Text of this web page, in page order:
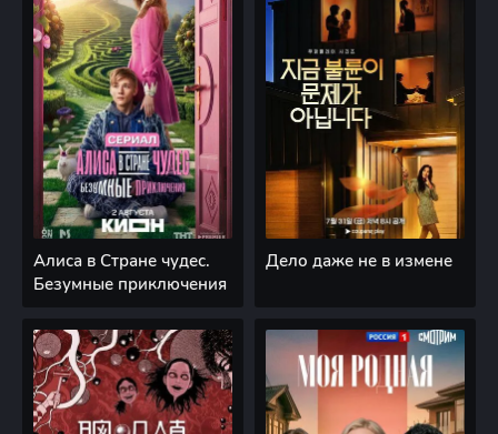
Алиса в Стране чудес.
Безумные приключения
Дело даже не в измене